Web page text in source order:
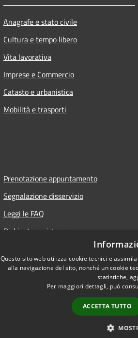
Anagrafe e stato civile
Cultura e tempo libero
Vita lavorativa
Imprese e Commercio
Catasto e urbanistica
Mobilità e trasporti
Prenotazione appuntamento
Segnalazione disservizio
Leggi le FAQ
Richiesta assistenza
Questo sito web utilizza cookie tecnici e
alla navigazione del sito, nonché un cookie
statistiche,
Per maggiori dettagli, può
ACCETTA TUTTO